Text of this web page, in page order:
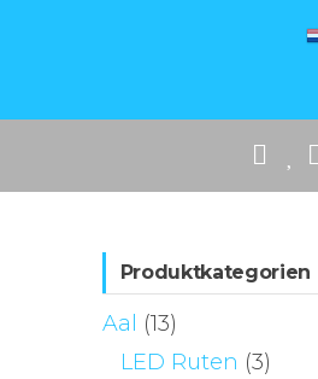
Produktkategorien
Aal
(13)
LED Ruten (3)